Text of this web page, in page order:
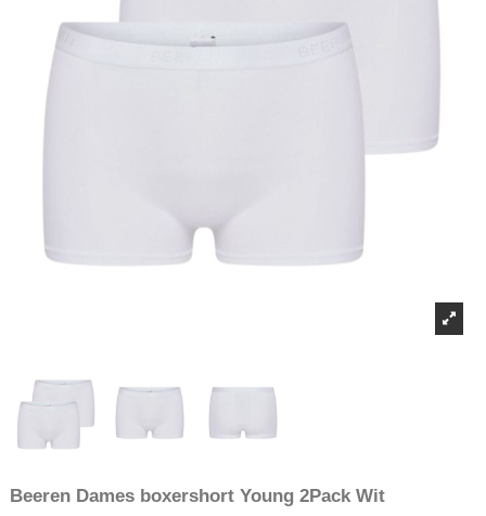
Beeren Dames boxershort Young 2Pack Wit